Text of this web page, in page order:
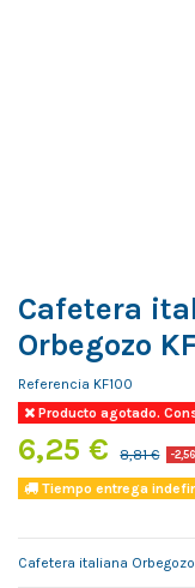
Cafetera
Orbegozo
Referencia KF100
Producto agotado.
6,25 € 8,81 € -
Tiempo entrega
Cafetera italiana